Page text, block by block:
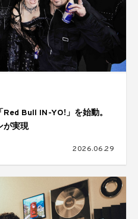
Bull IN-YO!」を始動。
が実現
2026.06.29